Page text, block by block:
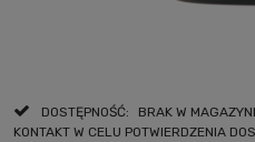
DOSTĘPNOŚĆ:
BRAK W
KONTAKT W CELU POTWIERDZENIA